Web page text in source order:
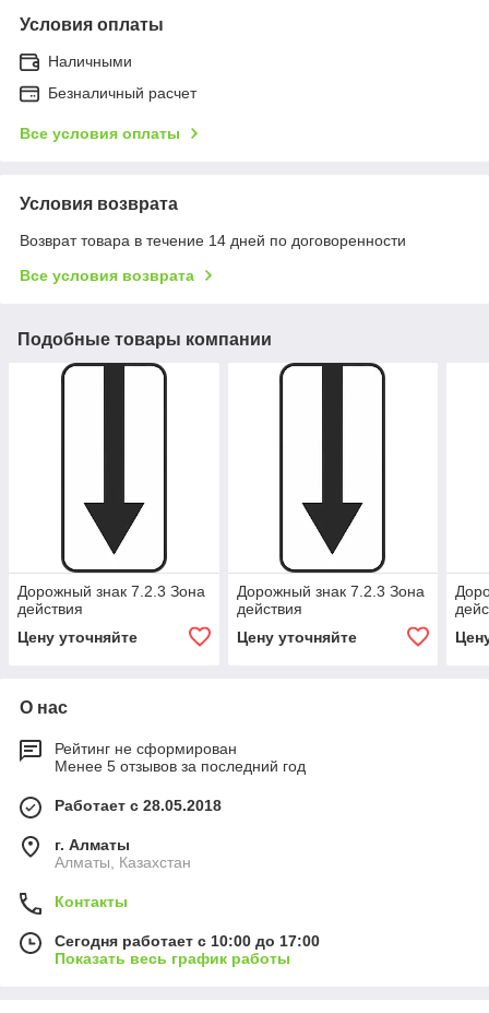
Условия оплаты
Наличными
Безналичный расчет
Все условия оплаты
Условия возврата
Возврат товара в течение 14 дней по договоренности
Все условия возврата
Подобные товары компании
Дорожный знак 7.2.3 Зона
действия
Цену уточняйте
Дорожный знак 7.2.3 Зона
действия
Цену уточняйте
О нас
Рейтинг не сформирован
Менее 5 отзывов за последний год
Работает с 28.05.2018
г. Алматы
Алматы, Казахстан
Контакты
Сегодня работает с 10:00 до 17:00
Показать весь график работы